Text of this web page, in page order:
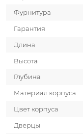
Фурнитура
Гарантия
Длина
Высота
Глубина
Материал корпуса
Цвет корпуса
Дверцы